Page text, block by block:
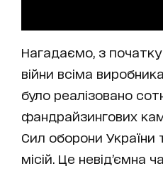
Нагадаємо, з
війни всіма
було реалізовано
фандрайзингових
Сил оборони України
місій. Це невід’ємна